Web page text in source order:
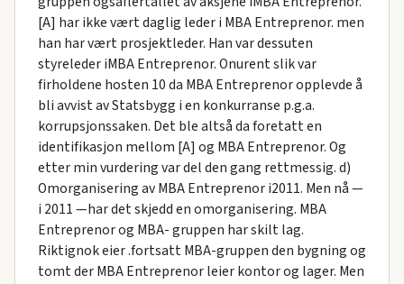
[A] har ikke vært daglig leder i MBA Entreprenor. men
han har vært prosjektleder. Han var dessuten
styreleder iMBA Entreprenor. Onurent slik var
firholdene hosten 10 da MBA Entreprenor opplevde å
bli avvist av Statsbygg i en konkurranse p.g.a.
korrupsjonssaken. Det ble altså da foretatt en
identifikasjon mellom [A] og MBA Entreprenor. Og
etter min vurdering var del den gang rettmessig. d)
Omorganisering av MBA Entreprenor i2011. Men nå —
i 2011 —har det skjedd en omorganisering. MBA
Entreprenor og MBA- gruppen har skilt lag.
Riktignok eier .fortsatt MBA-gruppen den bygning og
tomt der MBA Entreprenor leier kontor og lager. Men